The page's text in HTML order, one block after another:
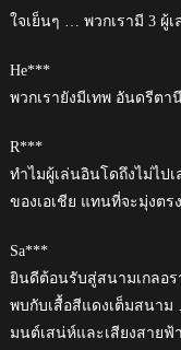
ใจเย็นๆ … พวกเรามี 3 ผู้
He***
พวกเรายังมีเทพ อันดรีต
R***
ทำไมผู้เล่นอินโดถึงไม่ไป
ของเอเชีย แทนที่จะมุ่งตร
Sa***
ยินดีต้อนรับสู่สนามเกลอร
พบกับเสื้อสีแดงเต็มสนา
มนต์เสน่ห์และเสียงสาย